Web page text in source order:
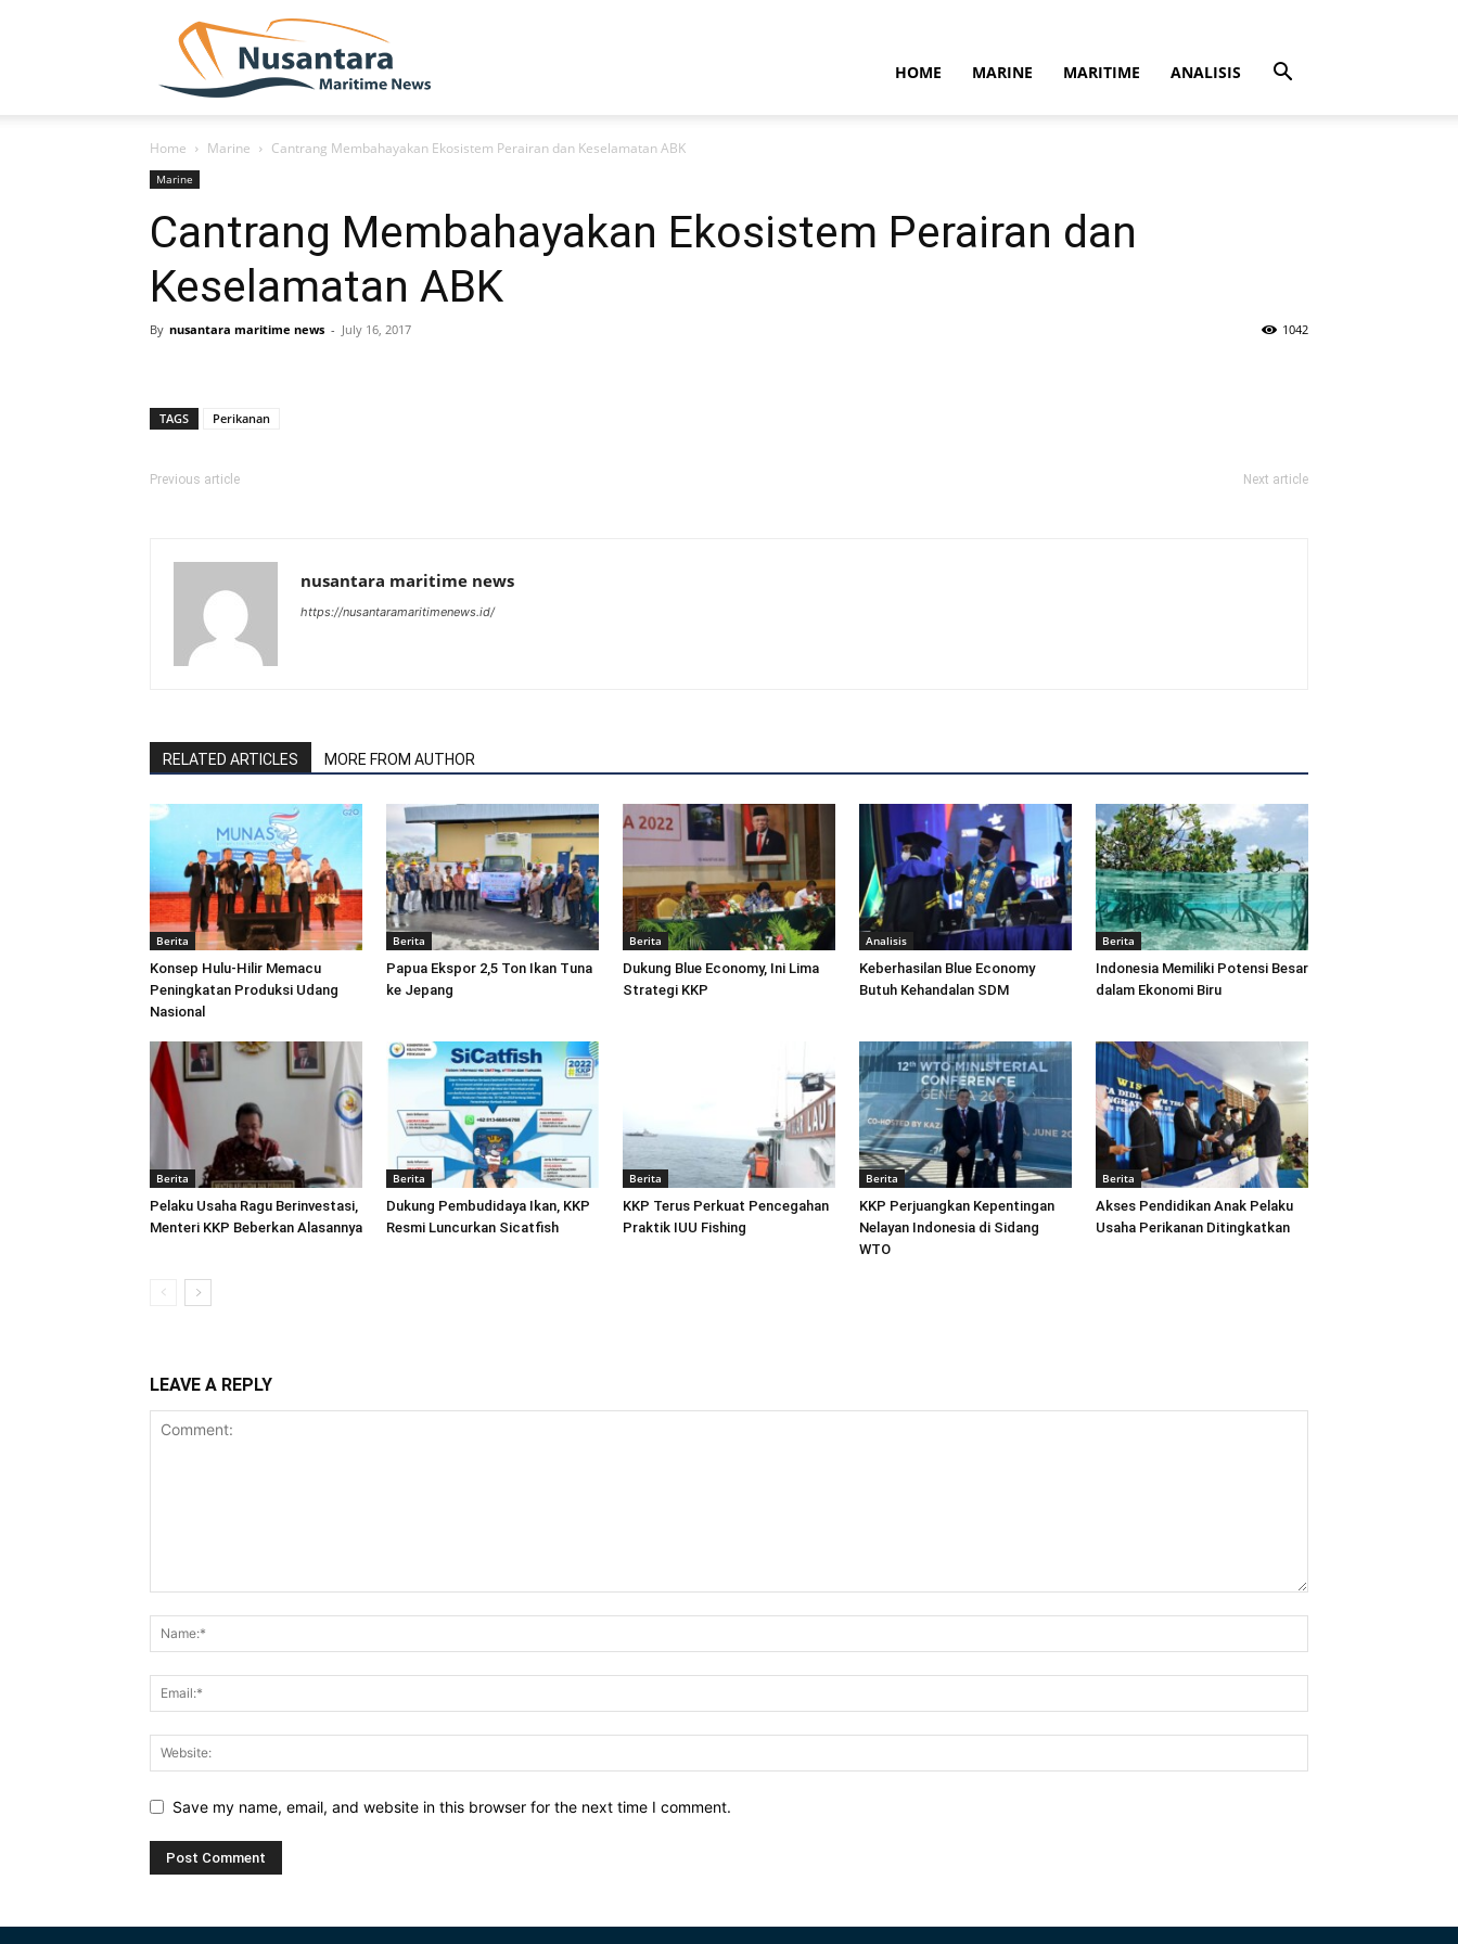
HOME MARINE MARITIME ANALISIS
Home Marine Cantrang Membahayakan Ekosistem Perairan dan Keselamatan ABK
Marine
Cantrang Membahayakan Ekosistem Perairan dan
Keselamatan ABK
By nusantara maritime news - July 16, 2017 1042
TAGS Perikanan
Previous article Next article
nusantara maritime news
https://nusantaramaritimenews.id/
RELATED ARTICLES MORE FROM AUTHOR
Berita
Konsep Hulu-Hilir Memacu
Peningkatan Produksi Udang
Nasional
Berita
Papua Ekspor 2,5 Ton Ikan Tuna
ke Jepang
Berita
Dukung Blue Economy, Ini Lima
Strategi KKP
Analisis
Keberhasilan Blue Economy
Butuh Kehandalan SDM
Berita
Indonesia Memiliki Potensi Besar
dalam Ekonomi Biru
Berita
Pelaku Usaha Ragu Berinvestasi,
Menteri KKP Beberkan Alasannya
Berita
Dukung Pembudidaya Ikan, KKP
Resmi Luncurkan Sicatfish
Berita
KKP Terus Perkuat Pencegahan
Praktik IUU Fishing
Berita
KKP Perjuangkan Kepentingan
Nelayan Indonesia di Sidang
WTO
Berita
Akses Pendidikan Anak Pelaku
Usaha Perikanan Ditingkatkan
LEAVE A REPLY
Save my name, email, and website in this browser for the next time I comment.